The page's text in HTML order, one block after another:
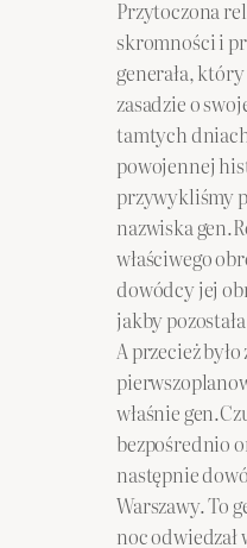
Przytoczona
skromności i
generała,
zasadzie o
tamtych
powojennej
przywykliśmy
nazwiska
właściwego
dowódcy jej
jakby
A przecież
właśnie
bezpośrednio
następnie
Warszawy. To
noc odwiedzał